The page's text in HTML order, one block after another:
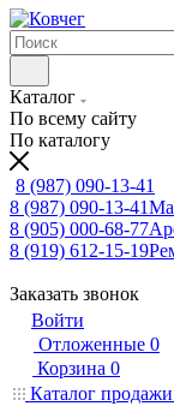
Каталог
По всему сайту
По каталогу
8 (987) 090-13-41
8 (987) 090-13-41
8 (905) 000-68-77
8 (919) 612-15-19
Заказать звонок
Войти
Отложенные 0
Корзина 0
Каталог продажи